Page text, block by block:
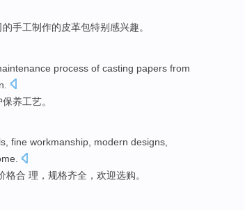
的手工制作的皮革包特别 感兴趣。
process of casting papers from
保养工艺。
, fine workmanship, modern designs,
.
格合 理，规格齐全 ，欢迎选购。